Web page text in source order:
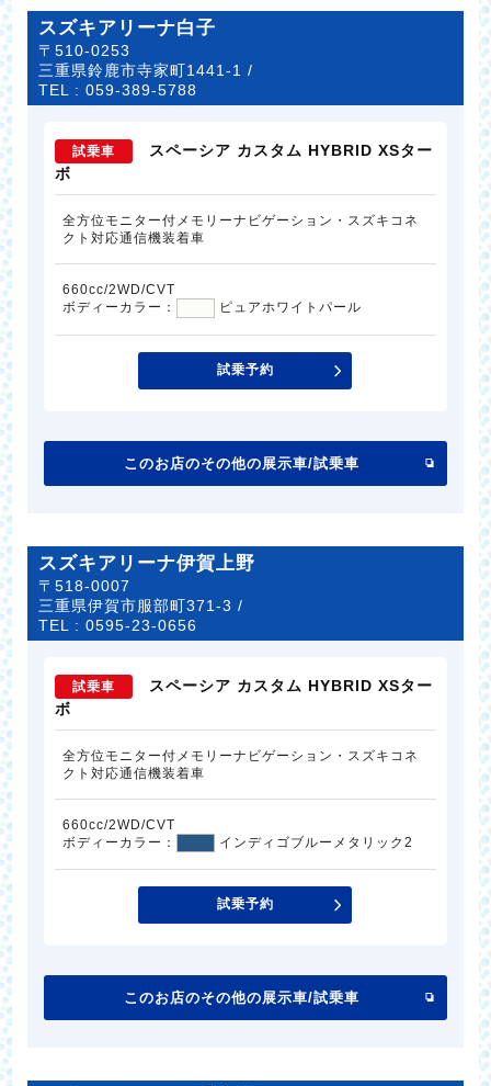
スズキアリーナ白子
〒510-0253
三重県鈴鹿市寺家町1441-1 /
TEL :059-389-5788
試乗車
スペーシア カスタム HYBRID XSター
ボ
全方位モニター付メモリーナビゲーション・スズキコネ
クト対応通信機装着車
660cc/2WD/CVT
ボディーカラー：
ピュアホワイトパール
試乗予約
このお店のその他の展示車/試乗車
スズキアリーナ伊賀上野
〒518-0007
三重県伊賀市服部町371-3 /
TEL :0595-23-0656
試乗車
スペーシア カスタム HYBRID XSター
ボ
全方位モニター付メモリーナビゲーション・スズキコネ
クト対応通信機装着車
660cc/2WD/CVT
ボディーカラー：
インディゴブルーメタリック2
試乗予約
このお店のその他の展示車/試乗車